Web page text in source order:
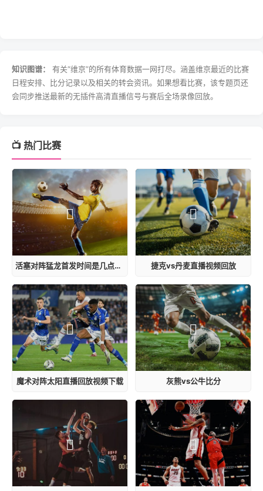
知识图谱：
有关“维京”的所有体育数据一网打尽。涵盖维京最近的比赛
日程安排、比分记录以及相关的转会资讯。如果想看比赛，该专题页还
会同步推送最新的无插件高清直播信号与赛后全场录像回放。
📺 热门比赛
活塞对阵猛龙首发时间是几点到几点 捷克vs丹麦直播视频回放
魔术对阵太阳直播回放视频下载 灰熊vs公牛比分